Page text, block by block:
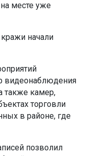
месте уже
начали
видеонаблюдения
также камер,
торговли
в районе, где
позволил